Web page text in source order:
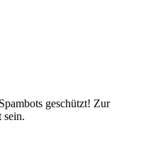
geschützt! Zur
sein.